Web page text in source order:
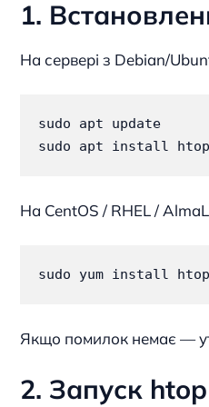
1.
На сервері з Debian/
sudo apt update
sudo apt install htop
На CentOS / RHEL /
sudo yum install
Якщо помилок немає —
2. Запуск htop